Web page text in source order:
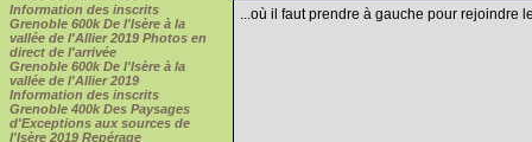
Information des inscrits
Grenoble 600k De l'Isère à la
vallée de l'Allier 2019 Photos en
direct de l'arrivée
Grenoble 600k De l'Isère à la
vallée de l'Allier 2019
Information des inscrits
Grenoble 400k Des Paysages
d'Exceptions aux sources de
l'Isère 2019 Repérage
...où il faut prendre à gauche pour rejoindre